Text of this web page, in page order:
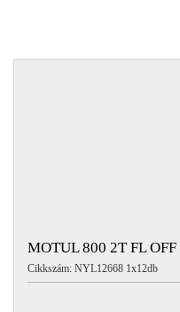
NYIRLUBKFT@GMAIL.COM
MOTUL 800 2T FL
Cikkszám: NYL12668 1x12db